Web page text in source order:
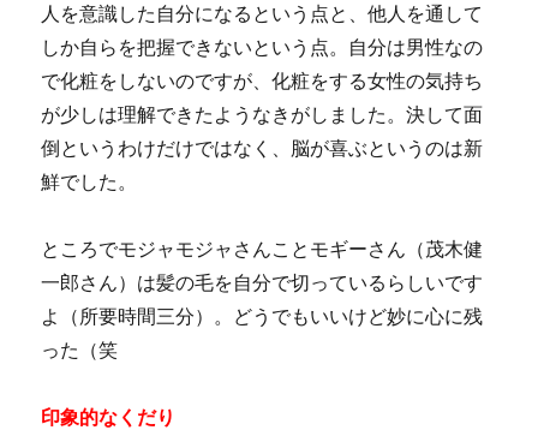
人を意識した自分になるという点と、他人を通して
しか自らを把握できないという点。自分は男性なの
で化粧をしないのですが、化粧をする女性の気持ち
が少しは理解できたようなきがしました。決して面
倒というわけだけではなく、脳が喜ぶというのは新
鮮でした。
ところでモジャモジャさんことモギーさん（茂木健
一郎さん）は髪の毛を自分で切っているらしいです
よ（所要時間三分）。どうでもいいけど妙に心に残
った（笑
印象的なくだり